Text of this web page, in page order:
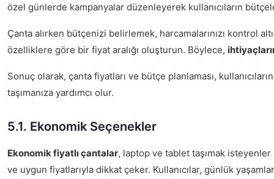
özel günlerde kampanyalar düzenleyerek kullanıcıların
Çanta alırken bütçenizi belirlemek, harcamalarınızı kontrol
özelliklere göre bir fiyat aralığı oluşturun. Böylece,
Sonuç olarak, çanta fiyatları ve bütçe planlaması,
taşımanıza yardımcı olur.
5.1. Ekonomik Seçenekler
Ekonomik fiyatlı çantalar, laptop ve tablet taşımak
ve uygun fiyatlarıyla dikkat çeker. Kullanıcılar, günlük